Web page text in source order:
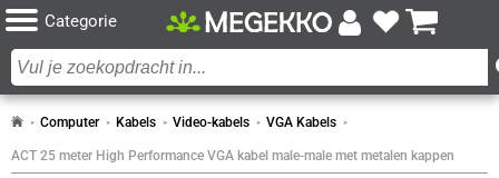
Categorie
Computer Kabels Video-kabels VGA Kabels
ACT 25 meter High Performance VGA kabel male-male met metalen kappen